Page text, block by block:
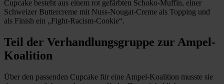
Cupcake besteht aus einem rot gefärbten Schoko-Muffin, einer
Schweizer Buttercreme mit Nuss-Nougat-Creme als Topping und
als Finish ein „Fight-Racism-Cookie“.
Teil der Verhandlungsgruppe zur Ampel-
Koalition
Über den passenden Cupcake für eine Ampel-Koalition musste sie